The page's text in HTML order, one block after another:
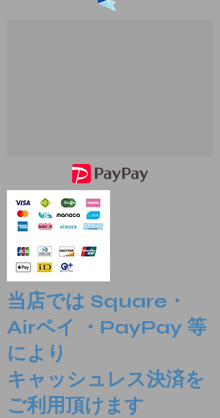
当店では Square・
Airペイ ・PayPay 等
により
​キャッシュレス決済を
ご利用頂けます